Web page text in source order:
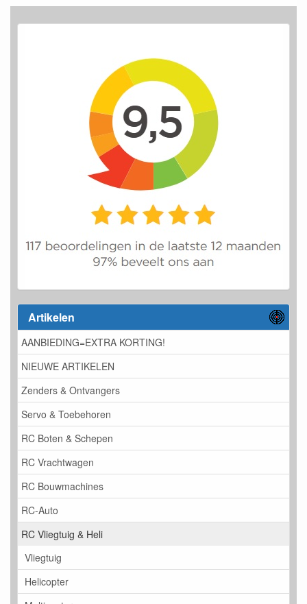
Artikelen
AANBIEDING=EXTRA KORTING!
NIEUWE ARTIKELEN
Zenders & Ontvangers
Servo & Toebehoren
RC Boten & Schepen
RC Vrachtwagen
RC Bouwmachines
RC-Auto
RC Vliegtuig & Heli
Vliegtuig
Helicopter